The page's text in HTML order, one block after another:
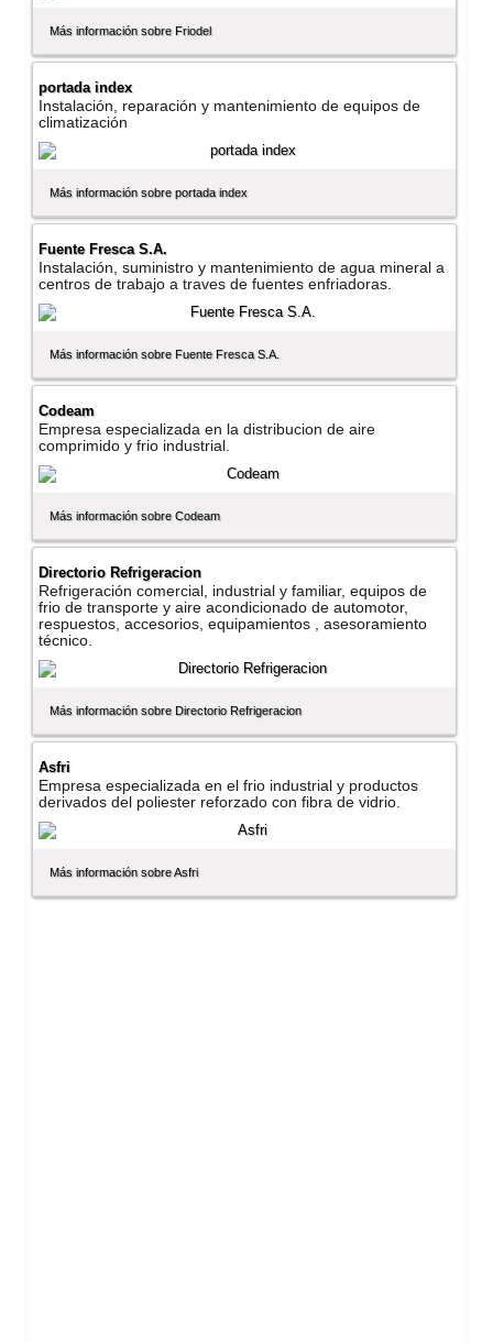
Más información sobre Friodel
portada index
Instalación, reparación y mantenimiento de equipos de
climatización
Más información sobre portada index
Fuente Fresca S.A.
Instalación, suministro y mantenimiento de agua mineral a
centros de trabajo a traves de fuentes enfriadoras.
Más información sobre Fuente Fresca S.A.
Codeam
Empresa especializada en la distribucion de aire
comprimido y frio industrial.
Más información sobre Codeam
Directorio Refrigeracion
Refrigeración comercial, industrial y familiar, equipos de
frio de transporte y aire acondicionado de automotor,
respuestos, accesorios, equipamientos , asesoramiento
técnico.
Más información sobre Directorio Refrigeracion
Asfri
Empresa especializada en el frio industrial y productos
derivados del poliester reforzado con fibra de vidrio.
Más información sobre Asfri